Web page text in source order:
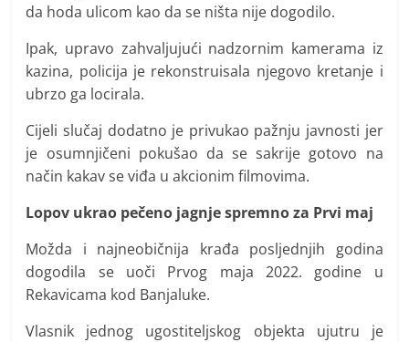
da hoda ulicom kao da se ništa nije dogodilo.
Ipak, upravo zahvaljujući nadzornim kamerama iz
kazina, policija je rekonstruisala njegovo kretanje i
ubrzo ga locirala.
Cijeli slučaj dodatno je privukao pažnju javnosti jer
je osumnjičeni pokušao da se sakrije gotovo na
način kakav se viđa u akcionim filmovima.
Lopov ukrao pečeno jagnje spremno za Prvi maj
Možda i najneobičnija krađa posljednjih godina
dogodila se uoči Prvog maja 2022. godine u
Rekavicama kod Banjaluke.
Vlasnik jednog ugostiteljskog objekta ujutru je